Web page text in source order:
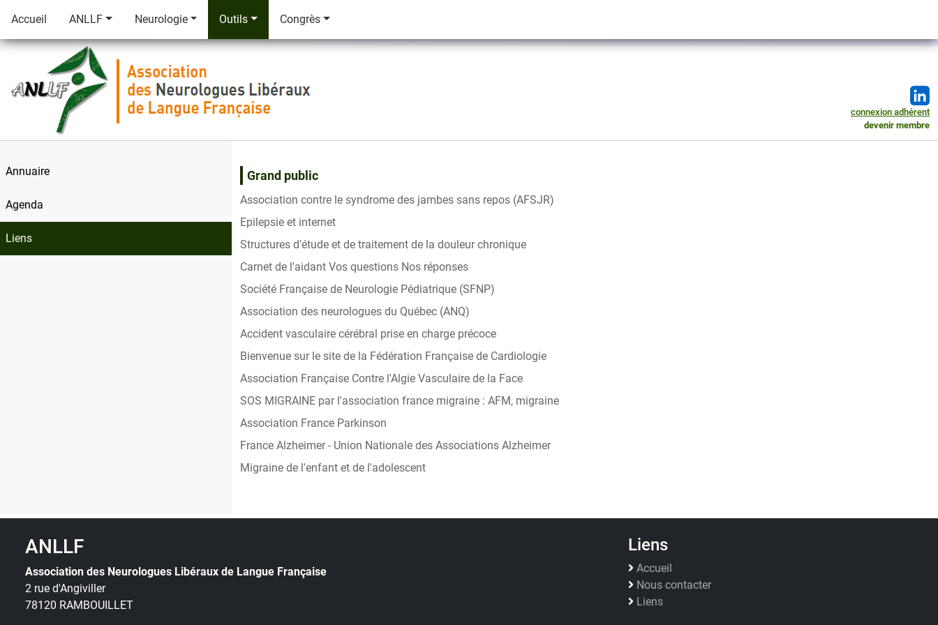
Accueil ANLLF Neurologie Outils Congrès
connexion adhérent
devenir membre
Annuaire
Agenda
Liens
Grand public
Association contre le syndrome des jambes sans repos (AFSJR)
Epilepsie et internet
Structures d'étude et de traitement de la douleur chronique
Carnet de l'aidant Vos questions Nos réponses
Société Française de Neurologie Pédiatrique (SFNP)
Association des neurologues du Québec (ANQ)
Accident vasculaire cérébral prise en charge précoce
Bienvenue sur le site de la Fédération Française de Cardiologie
Association Française Contre l'Algie Vasculaire de la Face
SOS MIGRAINE par l'association france migraine : AFM, migraine
Association France Parkinson
France Alzheimer - Union Nationale des Associations Alzheimer
Migraine de l'enfant et de l'adolescent
ANLLF
Association des Neurologues Libéraux de Langue Française
2 rue d'Angiviller
78120 RAMBOUILLET
Liens
Accueil
Nous contacter
Liens